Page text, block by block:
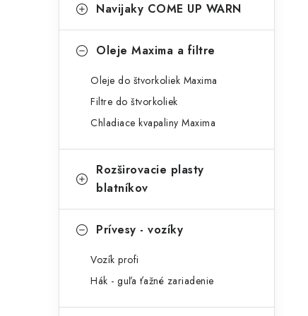
Navijaky COME UP WARN
Oleje Maxima a filtre
Oleje do štvorkoliek Maxima
Filtre do štvorkoliek
Chladiace kvapaliny Maxima
Rozširovacie plasty
blatníkov
Prívesy - vozíky
Vozík profi
Hák - guľa ťažné zariadenie